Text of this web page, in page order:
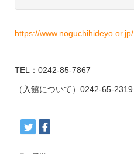
https://www.noguchihideyo.or.jp/
TEL：0242-85-7867
（入館について）0242-65-2319